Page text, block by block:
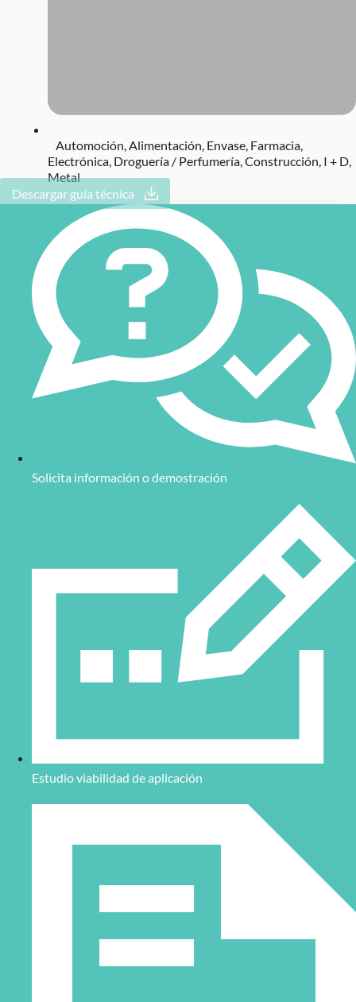
Automoción Alimentación Envase Farmacia
Electrónica Droguería / Perfumería Construcción I + D
Metal
Descargar guía técnica
Solicita información o demostración
Estudio viabilidad de aplicación